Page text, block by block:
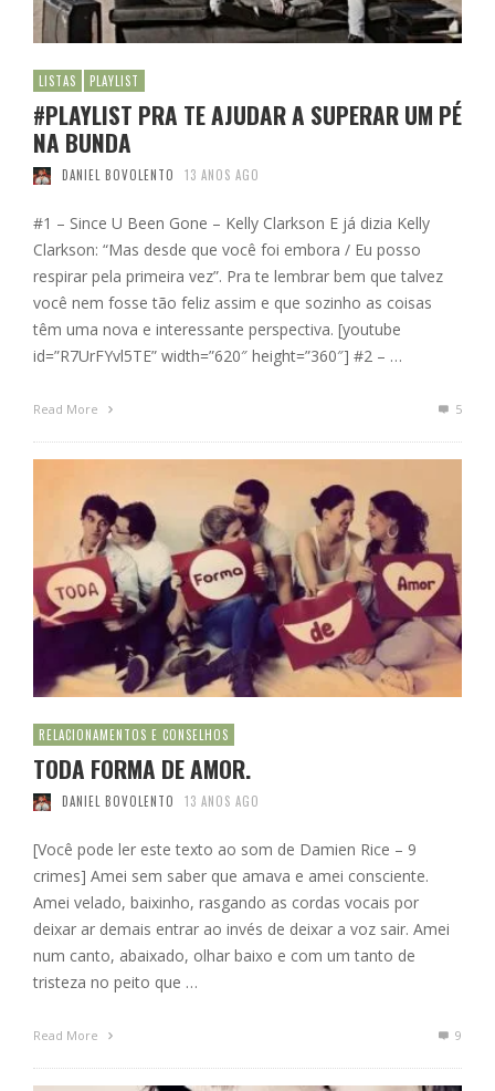
LISTAS PLAYLIST
#PLAYLIST PRA TE AJUDAR A SUPERAR UM PÉ
NA BUNDA
DANIEL BOVOLENTO 13 ANOS AGO
#1 – Since U Been Gone – Kelly Clarkson E já dizia Kelly
Clarkson: “Mas desde que você foi embora / Eu posso
respirar pela primeira vez”. Pra te lembrar bem que talvez
você nem fosse tão feliz assim e que sozinho as coisas
têm uma nova e interessante perspectiva. [youtube
id=”R7UrFYvl5TE” width=”620″ height=”360″] #2 – …
Read More 5
RELACIONAMENTOS E CONSELHOS
TODA FORMA DE AMOR.
DANIEL BOVOLENTO 13 ANOS AGO
[Você pode ler este texto ao som de Damien Rice – 9
crimes] Amei sem saber que amava e amei consciente.
Amei velado, baixinho, rasgando as cordas vocais por
deixar ar demais entrar ao invés de deixar a voz sair. Amei
num canto, abaixado, olhar baixo e com um tanto de
tristeza no peito que …
Read More 9